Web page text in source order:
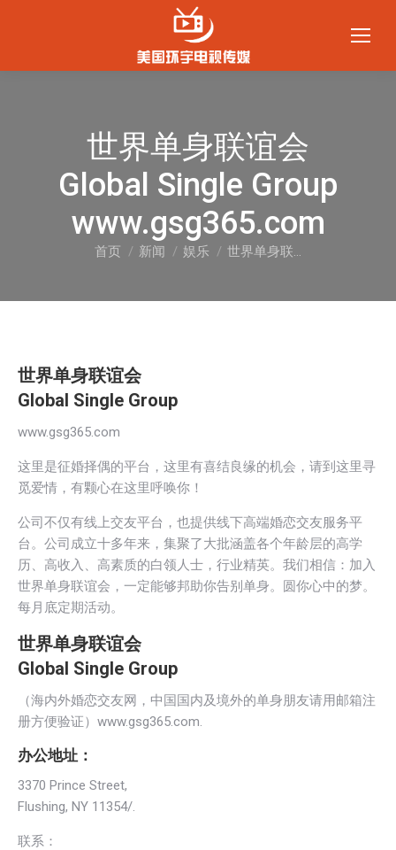
世界单身联谊会
Global Single Group
www.gsg365.com
您在这里：
首页 新闻 娱乐 世界单身联…
世界单身联谊会
Global Single Group
www.gsg365.com
这里是征婚择偶的平台，这里有喜结良缘的机会，请到这里寻
觅爱情，有颗心在这里呼唤你！
公司不仅有线上交友平台，也提供线下高端婚恋交友服务平
台。公司成立十多年来，集聚了大批涵盖各个年龄层的高学
历、高收入、高素质的白领人士，行业精英。我们相信：加入
世界单身联谊会，一定能够邦助你告别单身。圆你心中的梦。
每月底定期活动。
世界单身联谊会
Global Single Group
（海内外婚恋交友网，中国国内及境外的单身朋友请用邮箱注
册方便验证）www.gsg365.com.
办公地址：
3370 Prince Street,
Flushing, NY 11354/.
联系：